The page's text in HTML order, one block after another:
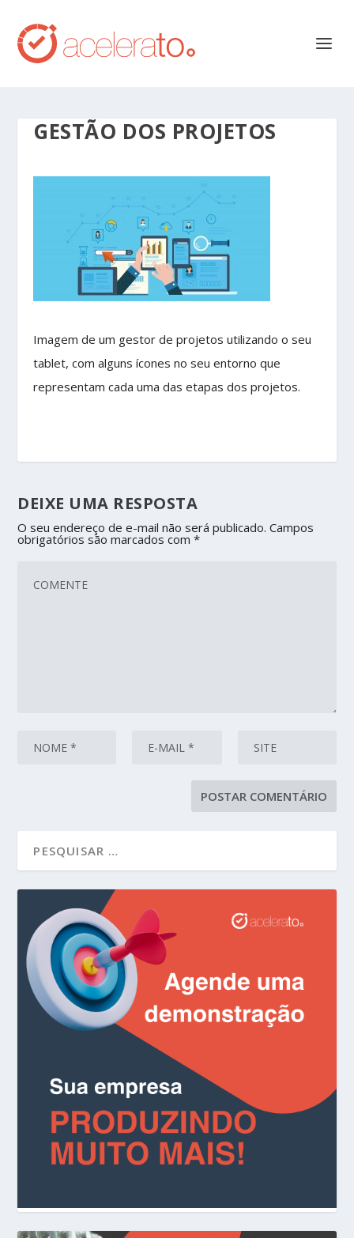
GESTÃO DOS PROJETOS
Imagem de um gestor de projetos utilizando o seu
tablet, com alguns ícones no seu entorno que
representam cada uma das etapas dos projetos.
DEIXE UMA RESPOSTA
O seu endereço de e-mail não será publicado. Campos
obrigatórios são marcados com*